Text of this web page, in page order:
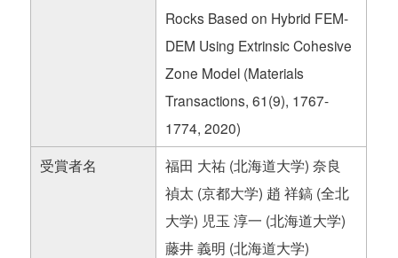
Rocks Based on Hybrid FEM-
DEM Using Extrinsic Cohesive
Zone Model (Materials
Transactions, 61(9), 1767-
1774, 2020)
受賞者名
福田 大祐 (北海道大学) 奈良
禎太 (京都大学) 趙 祥鎬 (全北
大学) 児玉 淳一 (北海道大学)
藤井 義明 (北海道大学)